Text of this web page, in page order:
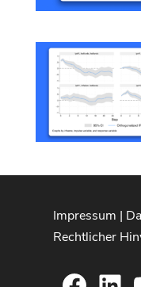
Impressum |
Rechtlicher